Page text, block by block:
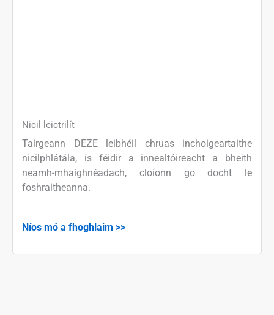
Nicil leictrilít
Tairgeann DEZE leibhéil chruas inchoigeartaithe
nicilphlátála, is féidir a innealtóireacht a bheith
neamh-mhaighnéadach, cloíonn go docht le
foshraitheanna.
Níos mó a fhoghlaim >>